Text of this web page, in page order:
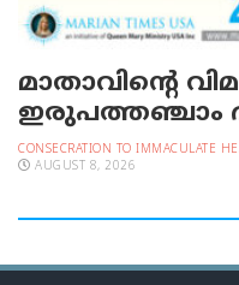
മാതാവിന്റെ
ഇരുപത്തഞ്ചാം
CONSECRATION TO IMMACULATE
AUGUST 8, 2026